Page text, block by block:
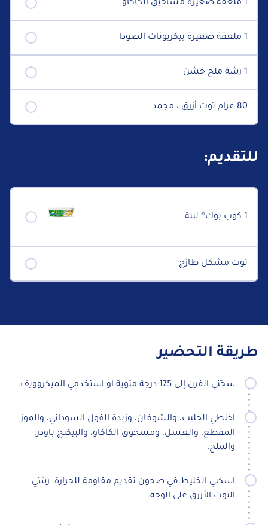
1 ملعقة صغيرة مساحيق الكاكاو
1 ملعقة صغيرة بيكربونات الصودا
1 رشة ملح خشن
80 غرام توت أزرق ، مجمد
للتقديم:
1 كوب بوك® لبنة
توت مشكل طازج
طريقة التحضير
سخّني الفرن إلى 175 درجة مئوية أو استخدمي الميكروويف.
اخلطي الحليب، والشوفان، وزبدة الفول السوداني، والموز
المقطع، والعسل، ومسحوق الكاكاو، والبيكنج باودر،
والملح.
اسكبي الخليط في صحون تقديم مقاومة للحرارة. رشّي
التوت الأزرق على الوجه.